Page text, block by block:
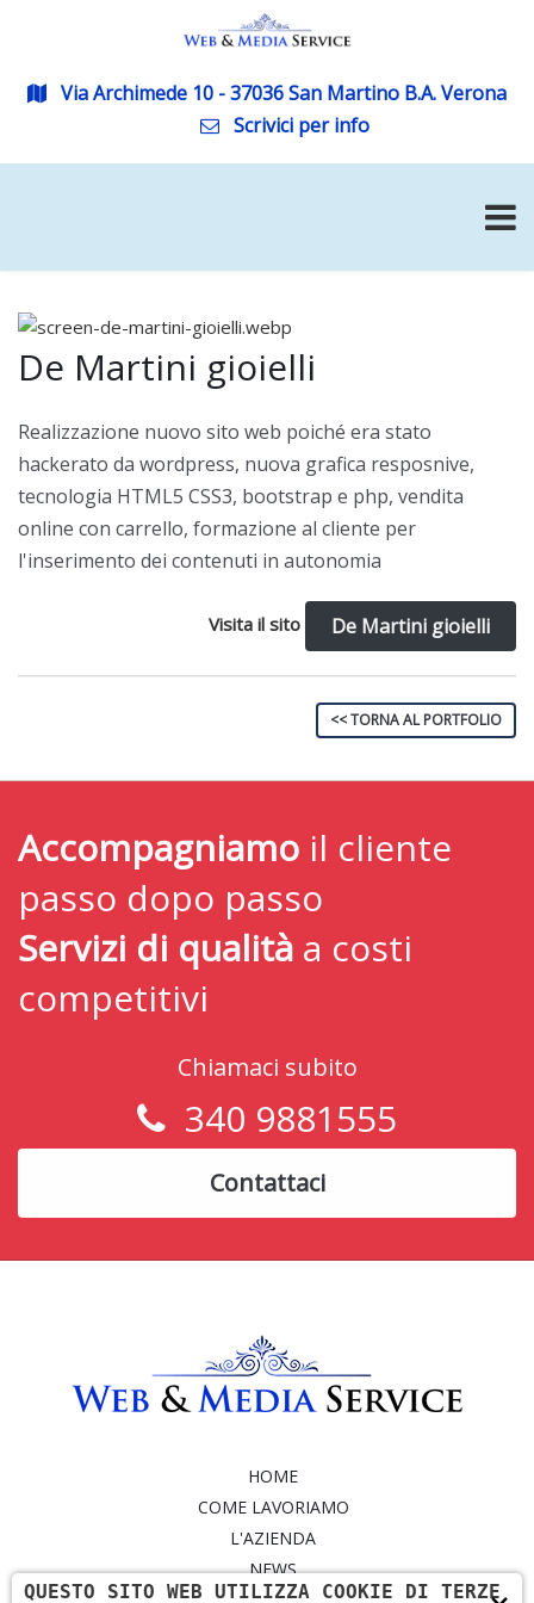
Via Archimede 10 - 37036 San Martino B.A. Verona
Scrivici per info
De Martini gioielli
Realizzazione nuovo sito web poiché era stato
hackerato da wordpress, nuova grafica resposnive,
tecnologia HTML5 CSS3, bootstrap e php, vendita
online con carrello, formazione al cliente per
l'inserimento dei contenuti in autonomia
Visita il sito De Martini gioielli
<< TORNA AL PORTFOLIO
Accompagniamo il cliente
passo dopo passo
Servizi di qualità a costi
competitivi
Chiamaci subito
340 9881555
Contattaci
HOME
COME LAVORIAMO
L'AZIENDA
NEWS
QUESTO SITO WEB UTILIZZA COOKIE DI TERZE